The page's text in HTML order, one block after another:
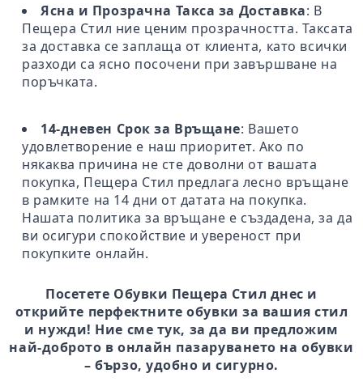
Ясна и Прозрачна Такса за Доставка: В
Пещера Стил ние ценим прозрачността. Таксата
за доставка се заплаща от клиента, като всички
разходи са ясно посочени при завършване на
поръчката.
14-дневен Срок за Връщане: Вашето
удовлетворение е наш приоритет. Ако по
някаква причина не сте доволни от вашата
покупка, Пещера Стил предлага лесно връщане
в рамките на 14 дни от датата на покупка.
Нашата политика за връщане е създадена, за да
ви осигури спокойствие и увереност при
покупките онлайн.
Посетете Обувки Пещера Стил днес и
открийте перфектните обувки за вашия стил
и нужди! Ние сме тук, за да ви предложим
най-доброто в онлайн пазаруването на обувки
– бързо, удобно и сигурно.